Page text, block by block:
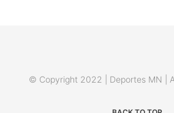
© Copyright 2022 | Deportes MN |